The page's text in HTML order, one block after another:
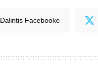
Dalintis Facebooke